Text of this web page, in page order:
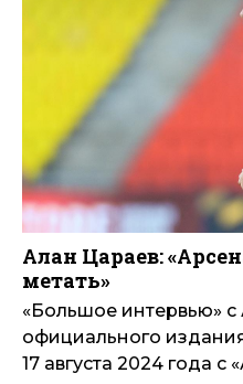
Алан Цараев:
метать»
«Большое интервью»
официального
17 августа 2024 года с